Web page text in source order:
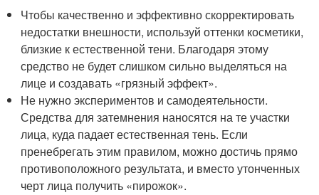
Чтобы качественно и эффективно скорректировать
недостатки внешности, используй оттенки косметики,
близкие к естественной тени. Благодаря этому
средство не будет слишком сильно выделяться на
лице и создавать «грязный эффект».
Не нужно экспериментов и самодеятельности.
Средства для затемнения наносятся на те участки
лица, куда падает естественная тень. Если
пренебрегать этим правилом, можно достичь прямо
противоположного результата, и вместо утонченных
черт лица получить «пирожок».